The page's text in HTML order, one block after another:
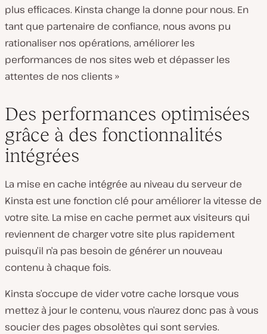
plus efficaces. Kinsta change la donne pour nous. En
tant que partenaire de confiance, nous avons pu
rationaliser nos opérations, améliorer les
performances de nos sites web et dépasser les
attentes de nos clients »
Des performances optimisées
grâce à des fonctionnalités
intégrées
La mise en cache intégrée au niveau du serveur de
Kinsta est une fonction clé pour améliorer la vitesse de
votre site. La mise en cache permet aux visiteurs qui
reviennent de charger votre site plus rapidement
puisqu’il n’a pas besoin de générer un nouveau
contenu à chaque fois.
Kinsta s’occupe de vider votre cache lorsque vous
mettez à jour le contenu, vous n’aurez donc pas à vous
soucier des pages obsolètes qui sont servies.